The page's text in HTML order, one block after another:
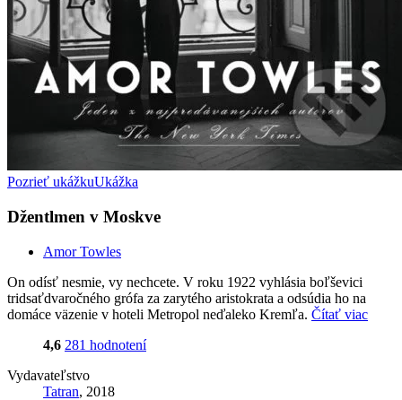
Pozrieť ukážkuUkážka
Džentlmen v Moskve
Amor Towles
On odísť nesmie, vy nechcete. V roku 1922 vyhlásia boľševici
tridsaťdvaročného grófa za zarytého aristokrata a odsúdia ho na
domáce väzenie v hoteli Metropol neďaleko Kremľa. Čítať viac
4,6 281 hodnotení
Vydavateľstvo
Tatran, 2018